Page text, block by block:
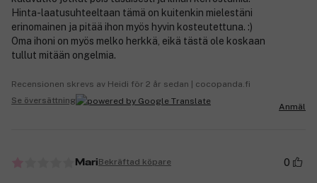
Hinta-laatusuhteeltaan tämä on kuitenkin mielestäni
erinomainen ja pitää ihon myös hyvin kosteutettuna. :)
Oma ihoni on myös melko herkkä, eikä tästä ole koskaan
tullut mitään ongelmia.
Recensionen skrevs av Heidi för 2 år sedan | cocopanda.fi
Se översättning
Anmäl
MariBekräftad köpare 0